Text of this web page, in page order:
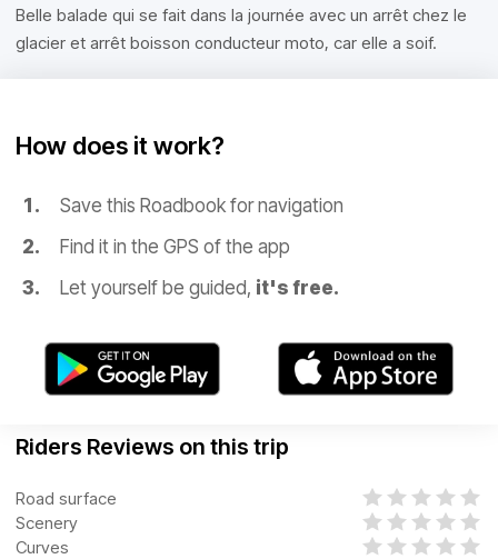
Belle balade qui se fait dans la journée avec un arrêt chez le
glacier et arrêt boisson conducteur moto, car elle a soif.
How does it work?
Save this Roadbook for navigation
Find it in the GPS of the app
Let yourself be guided, it's free.
Riders Reviews on this trip
Road surface
Scenery
Curves